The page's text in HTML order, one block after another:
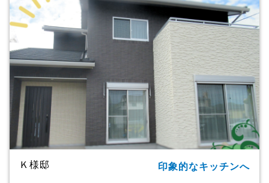
Ｋ様邸 印象的なキッチンへ